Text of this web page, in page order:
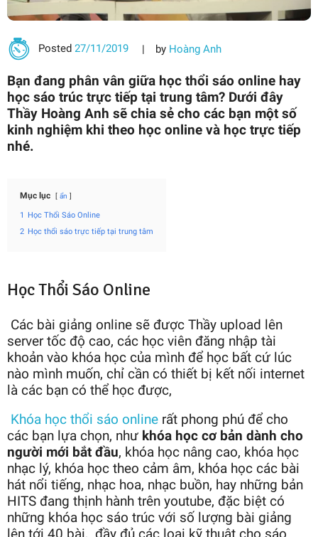
Posted27/11/2019 by Hoàng Anh
Bạn đang phân vân giữa học thổi sáo online hay
học sáo trúc trực tiếp tại trung tâm? Dưới đây
Thầy Hoàng Anh sẽ chia sẻ cho các bạn một số
kinh nghiệm khi theo học online và học trực tiếp
nhé.
Mục lục ẩn
1
Học Thổi Sáo Online
2 Học thổi sáo trực tiếp tại trung tâm
Học Thổi Sáo Online
Các bài giảng online sẽ được Thầy upload lên
server tốc độ cao, các học viên đăng nhập tài
khoản vào khóa học của mình để học bất cứ lúc
nào mình muốn, chỉ cần có thiết bị kết nối internet
là các bạn có thể học được,
Khóa học thổi sáo online rất phong phú để cho
các bạn lựa chọn, như khóa học cơ bản dành cho
người mới bắt đầu, khóa học nâng cao, khóa học
nhạc lý, khóa học theo cảm âm, khóa học các bài
hát nổi tiếng, nhạc hoa, nhạc buồn, hay những bản
HITS đang thịnh hành trên youtube, đặc biệt có
những khóa học sáo trúc với số lượng bài giảng